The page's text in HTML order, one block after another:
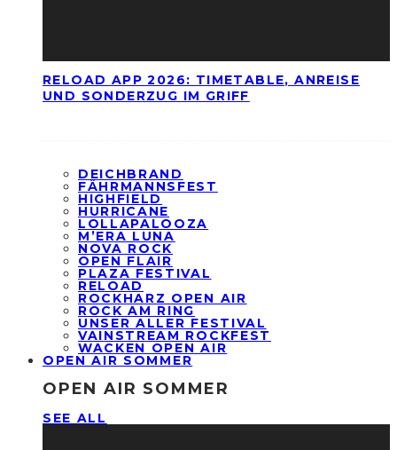
RELOAD APP 2026: TIMETABLE, ANREISE
UND SONDERZUG IM GRIFF
DEICHBRAND
FÄHRMANNSFEST
HIGHFIELD
HURRICANE
LOLLAPALOOZA
M’ERA LUNA
NOVA ROCK
OPEN FLAIR
PLAZA FESTIVAL
RELOAD
ROCKHARZ OPEN AIR
ROCK AM RING
UNSER ALLER FESTIVAL
VAINSTREAM ROCKFEST
WACKEN OPEN AIR
OPEN AIR SOMMER
OPEN AIR SOMMER
SEE ALL